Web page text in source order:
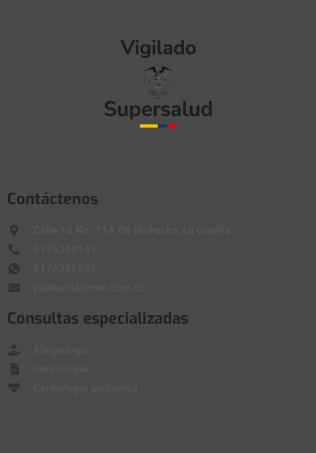
Contáctenos
Consultas especializadas